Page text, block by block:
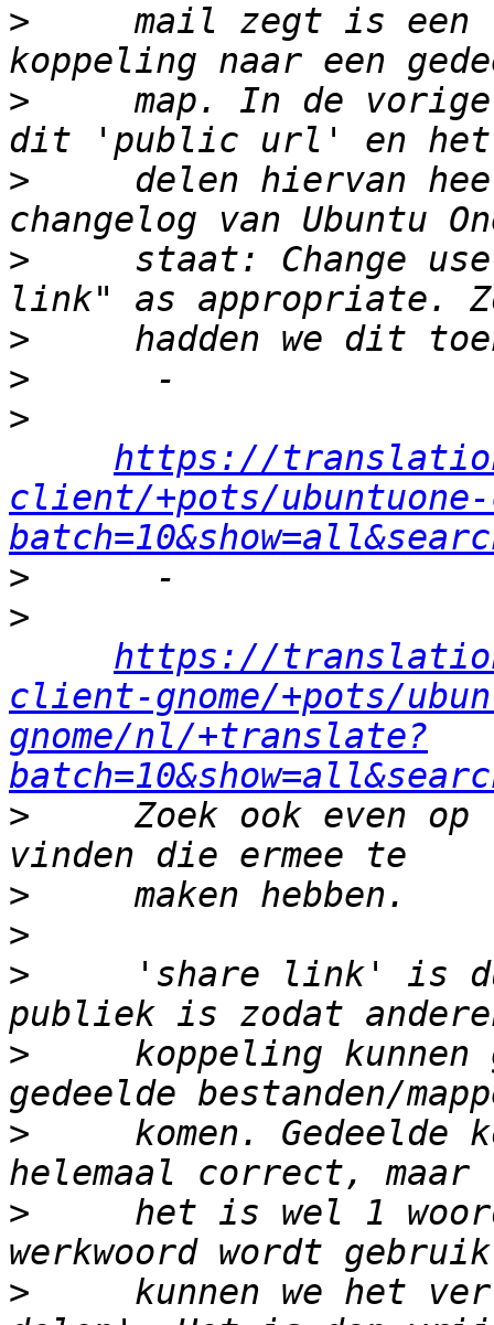
>
mail zegt is een
>
map. In de
>
delen hiervan
>
staat: Change
>
>
>
https://
client/+pots/
>
>
https://
client-gnome/+pots/
gnome/nl/+translate?
>
Zoek ook even op
>
>
>
'share link' is
>
koppeling kunnen
>
komen. Gedeelde
>
het is wel 1
>
kunnen we het